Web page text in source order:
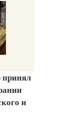
принял
и